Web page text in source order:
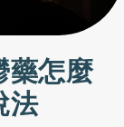
藥怎麼
法